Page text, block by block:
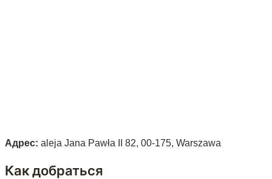
Адрес: aleja Jana Pawła II 82, 00-175, Warszawa
Как добраться